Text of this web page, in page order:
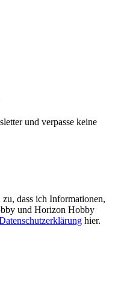
und verpasse keine
dass ich Informationen,
und Horizon Hobby
hier.